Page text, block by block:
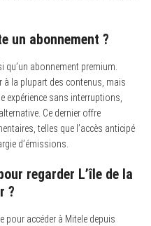
un abonnement ?
abonnement premium.
à la plupart des contenus, mais
expérience sans interruptions,
Ce dernier offre
telles que l’accès anticipé
d’émissions.
regarder L’île de la
?
pour accéder à Mitele depuis